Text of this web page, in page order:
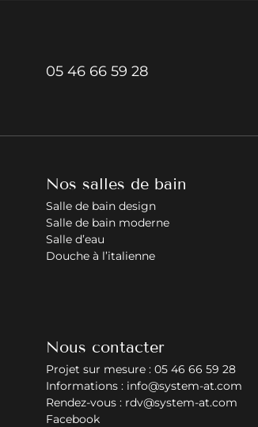
05 46 66 59 28
Nos salles de bain
Salle de bain design
Salle de bain moderne
Salle d’eau
Douche à l’italienne
Nous contacter
Projet sur mesure : 05 46 66 59 28
Informations : info@system-at.com
Rendez-vous : rdv@system-at.com
Facebook